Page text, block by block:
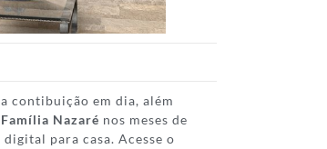
contibuição em dia, além
Família Nazaré nos meses de
para casa. Acesse o